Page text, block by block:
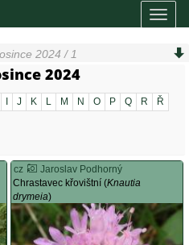
2024 / 1
2024
J K L M N O P Q R
Ř
cz
Jaroslav Podhorný
Chrastavec křovištní (Knautia
drymeia)